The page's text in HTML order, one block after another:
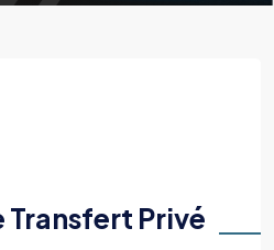
Transfert Privé